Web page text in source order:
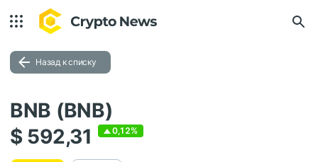
Назад к списку
BNB (BNB)
$ 592,31
0,12%